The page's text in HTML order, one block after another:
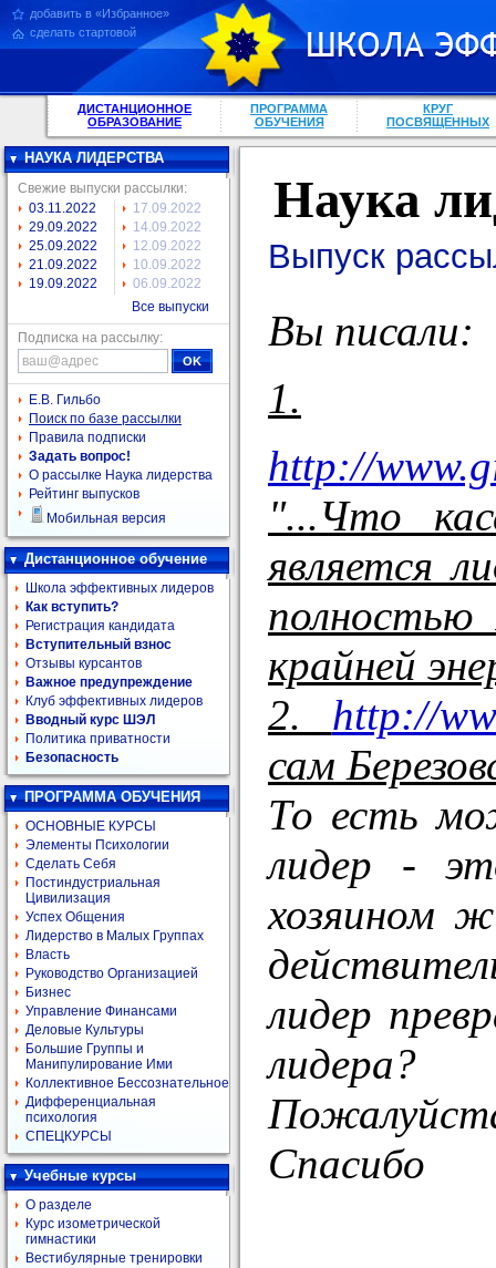
добавить в «Избранное»
сделать стартовой
ДИСТАНЦИОННОЕ
ОБРАЗОВАНИЕ
ПРОГРАММА
ОБУЧЕНИЯ
КРУГ
ПОСВЯЩЕННЫХ
НАУКА ЛИДЕРСТВА
Свежие выпуски рассылки:
03.11.2022
29.09.2022
25.09.2022
21.09.2022
19.09.2022
17.09.2022
14.09.2022
12.09.2022
10.09.2022
06.09.2022
Все выпуски
Подписка на рассылку:
Е.В. Гильбо
Поиск по базе рассылки
Правила подписки
Задать вопрос!
О рассылке Наука лидерства
Рейтинг выпусков
Мобильная версия
Дистанционное обучение
Школа эффективных лидеров
Как вступить?
Регистрация кандидата
Вступительный взнос
Отзывы курсантов
Важное предупреждение
Клуб эффективных лидеров
Вводный курс ШЭЛ
Политика приватности
Безопасность
ПРОГРАММА ОБУЧЕНИЯ
ОСНОВНЫЕ КУРСЫ
Элементы Психологии
Сделать Себя
Постиндустриальная
Цивилизация
Успех Общения
Лидерство в Малых Группах
Власть
Руководство Организацией
Бизнес
Управление Финансами
Деловые Культуры
Большие Группы и
Манипулирование Ими
Коллективное Бессознательное
Дифференциальная
психология
СПЕЦКУРСЫ
Учебные курсы
О разделе
Курс изометрической
гимнастики
Вестибулярные тренировки
Наука
Выпуск
Вы писали:
1.
http://
"...Что
является
полностью
крайней
2. http://
сам
То есть
лидер -
хозяином
лидер
лидера?
Спасибо